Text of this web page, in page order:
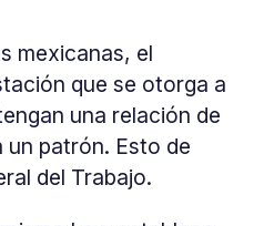
mexicanas, el
que se otorga a
una relación de
patrón. Esto de
del Trabajo.